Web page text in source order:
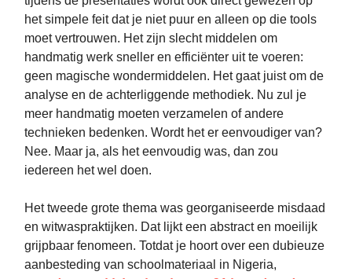
het simpele feit dat je niet puur en alleen op die tools
moet vertrouwen. Het zijn slecht middelen om
handmatig werk sneller en efficiënter uit te voeren:
geen magische wondermiddelen. Het gaat juist om de
analyse en de achterliggende methodiek. Nu zul je
meer handmatig moeten verzamelen of andere
technieken bedenken. Wordt het er eenvoudiger van?
Nee. Maar ja, als het eenvoudig was, dan zou
iedereen het wel doen.
Het tweede grote thema was georganiseerde misdaad
en witwaspraktijken. Dat lijkt een abstract en moeilijk
grijpbaar fenomeen. Totdat je hoort over een dubieuze
aanbesteding van schoolmateriaal in Nigeria,